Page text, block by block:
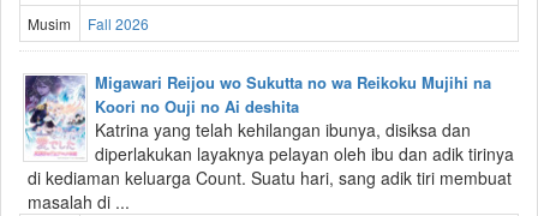
Musim
Fall 2026
Migawari Reijou wo Sukutta no wa Reikoku Mujihi na
Koori no Ouji no Ai deshita
Katrina yang telah kehilangan ibunya, disiksa dan
diperlakukan layaknya pelayan oleh ibu dan adik tirinya
di kediaman keluarga Count. Suatu hari, sang adik tiri membuat
masalah di ...